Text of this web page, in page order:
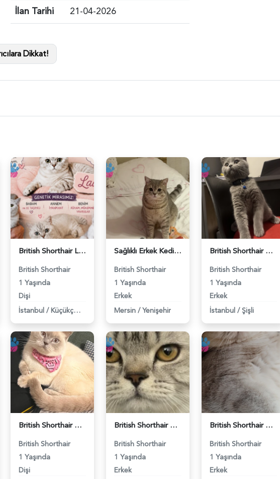
İlan Tarihi
21-04-2026
Dikkat!
British Shorthair Lady kociş arıyor - 118984656
British Shorthair
1 Yaşında
Dişi
İstanbul / Küçükçekmece
Sağlıklı Erkek Kedi Bobi’ye Eş Aranıyor - 118984657
British Shorthair
1 Yaşında
Erkek
Mersin / Yenişehir
British Shorthair Ponçiğim Eş Arıyor - 118984654
British Shorthair
1 Yaşında
Erkek
İstanbul / Şişli
British Shorthair Kedime Eş Arıyorum - 118984649
British Shorthair
1 Yaşında
Dişi
British Shorthair Damadımıza Gelin Arıyoruz - 118984627
British Shorthair
1 Yaşında
Erkek
British Shorthair Kedimize eş arıyoruz - 118984628
British Shorthair
1 Yaşında
Erkek